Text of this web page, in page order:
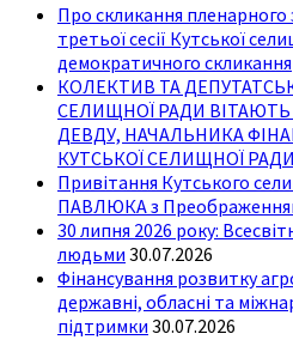
Про скликання пленарного
третьої сесії Кутської
демократичного скликання
КОЛЕКТИВ ТА
СЕЛИЩНОЇ РАДИ
ДЕВДУ, НАЧАЛЬНИКА
КУТСЬКОЇ СЕЛИЩНОЇ
Привітання Кутського
ПАВЛЮКА з
30 липня 2026 року:
людьми 30.07.2026
Фінансування розвитку
державні, обласні та
підтримки 30.07.2026